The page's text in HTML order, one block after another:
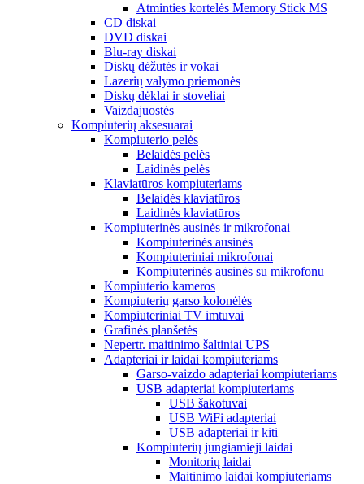
Atminties kortelės Memory Stick MS
CD diskai
DVD diskai
Blu-ray diskai
Diskų dėžutės ir vokai
Lazerių valymo priemonės
Diskų dėklai ir stoveliai
Vaizdajuostės
Kompiuterių aksesuarai
Kompiuterio pelės
Belaidės pelės
Laidinės pelės
Klaviatūros kompiuteriams
Belaidės klaviatūros
Laidinės klaviatūros
Kompiuterinės ausinės ir mikrofonai
Kompiuterinės ausinės
Kompiuteriniai mikrofonai
Kompiuterinės ausinės su mikrofonu
Kompiuterio kameros
Kompiuterių garso kolonėlės
Kompiuteriniai TV imtuvai
Grafinės planšetės
Nepertr. maitinimo šaltiniai UPS
Adapteriai ir laidai kompiuteriams
Garso-vaizdo adapteriai kompiuteriams
USB adapteriai kompiuteriams
USB šakotuvai
USB WiFi adapteriai
USB adapteriai ir kiti
Kompiuterių jungiamieji laidai
Monitorių laidai
Maitinimo laidai kompiuteriams